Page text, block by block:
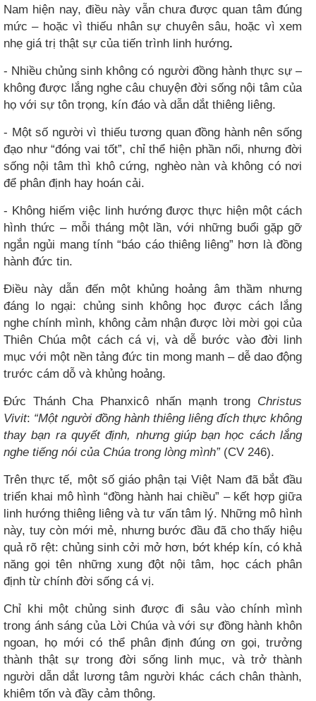
Nam hiện nay, điều này vẫn chưa được quan tâm đúng
mức – hoặc vì thiếu nhân sự chuyên sâu, hoặc vì xem
nhẹ giá trị thật sự của tiến trình linh hướng.
- Nhiều chủng sinh không có người đồng hành thực sự –
không được lắng nghe câu chuyện đời sống nội tâm của
họ với sự tôn trọng, kín đáo và dẫn dắt thiêng liêng.
- Một số người vì thiếu tương quan đồng hành nên sống
đạo như “đóng vai tốt”, chỉ thể hiện phần nổi, nhưng đời
sống nội tâm thì khô cứng, nghèo nàn và không có nơi
để phân định hay hoán cải.
- Không hiếm việc linh hướng được thực hiện một cách
hình thức – mỗi tháng một lần, với những buổi gặp gỡ
ngắn ngủi mang tính “báo cáo thiêng liêng” hơn là đồng
hành đức tin.
Điều này dẫn đến một khủng hoảng âm thầm nhưng
đáng lo ngại: chủng sinh không học được cách lắng
nghe chính mình, không cảm nhận được lời mời gọi của
Thiên Chúa một cách cá vị, và dễ bước vào đời linh
mục với một nền tảng đức tin mong manh – dễ dao động
trước cám dỗ và khủng hoảng.
Đức Thánh Cha Phanxicô nhấn mạnh trong Christus
Vivit: “Một người đồng hành thiêng liêng đích thực không
thay bạn ra quyết định, nhưng giúp bạn học cách lắng
nghe tiếng nói của Chúa trong lòng mình”(CV 246).
Trên thực tế, một số giáo phận tại Việt Nam đã bắt đầu
triển khai mô hình “đồng hành hai chiều” – kết hợp giữa
linh hướng thiêng liêng và tư vấn tâm lý. Những mô hình
này, tuy còn mới mẻ, nhưng bước đầu đã cho thấy hiệu
quả rõ rệt: chủng sinh cởi mở hơn, bớt khép kín, có khả
năng gọi tên những xung đột nội tâm, học cách phân
định từ chính đời sống cá vị.
Chỉ khi một chủng sinh được đi sâu vào chính mình
trong ánh sáng của Lời Chúa và với sự đồng hành khôn
ngoan, họ mới có thể phân định đúng ơn gọi, trưởng
thành thật sự trong đời sống linh mục, và trở thành
người dẫn dắt lương tâm người khác cách chân thành,
khiêm tốn và đầy cảm thông.